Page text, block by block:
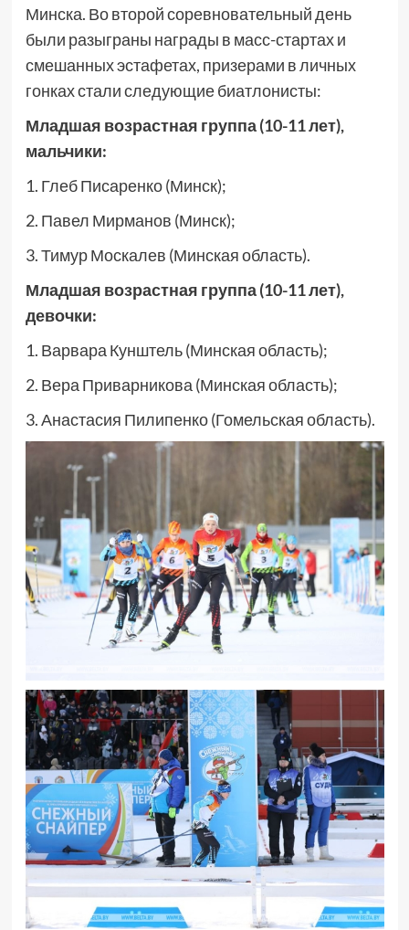
Минска. Во второй соревновательный день
были разыграны награды в масс-стартах и
смешанных эстафетах, призерами в личных
гонках стали следующие биатлонисты:
Младшая возрастная группа (10-11 лет),
мальчики:
1. Глеб Писаренко (Минск);
2. Павел Мирманов (Минск);
3. Тимур Москалев (Минская область).
Младшая возрастная группа (10-11 лет),
девочки:
1. Варвара Кунштель (Минская область);
2. Вера Приварникова (Минская область);
3. Анастасия Пилипенко (Гомельская область).